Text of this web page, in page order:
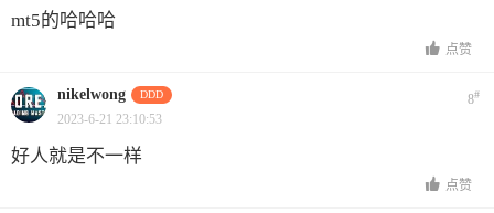
mt5的哈哈哈
点赞
nikelwong DDD 8#
2023-6-21 23:10:53
好人就是不一样
点赞